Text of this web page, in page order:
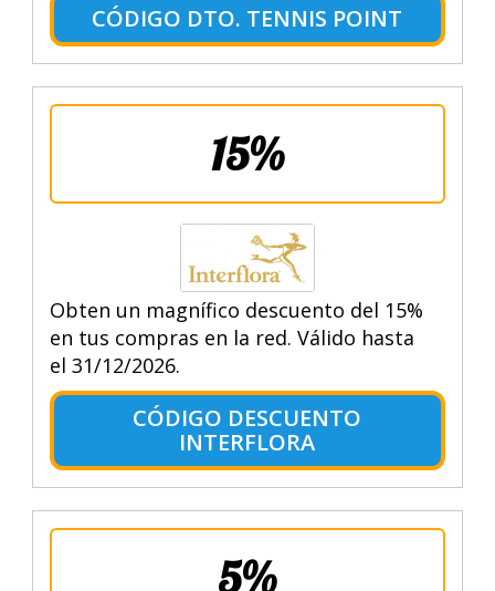
CÓDIGO DTO. TENNIS POINT
15%
Obten un magnífico descuento del 15%
en tus compras en la red. Válido hasta
el 31/12/2026.
CÓDIGO DESCUENTO
INTERFLORA
5%